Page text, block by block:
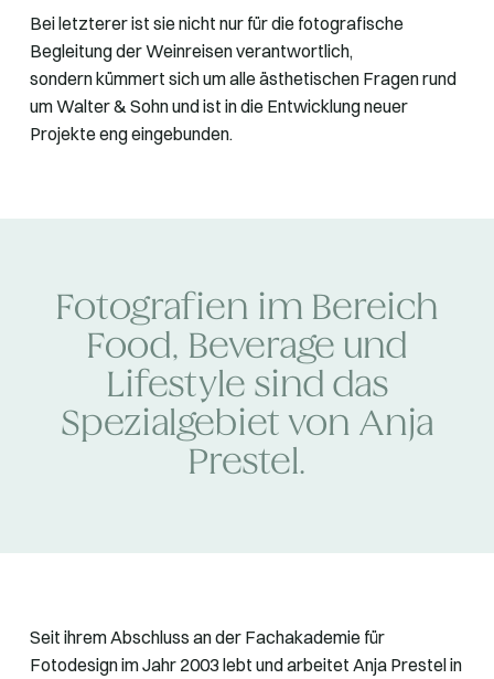
Bei letzterer ist sie nicht nur für die fotografische
Begleitung der Weinreisen verantwortlich,
sondern kümmert sich um alle ästhetischen Fragen rund
um Walter & Sohn und ist in die Entwicklung neuer
Projekte eng eingebunden.
Fotografien im Bereich
Food, Beverage und
Lifestyle sind das
Spezialgebiet von Anja
Prestel.
Seit ihrem Abschluss an der Fachakademie für
Fotodesign im Jahr 2003 lebt und arbeitet Anja Prestel in